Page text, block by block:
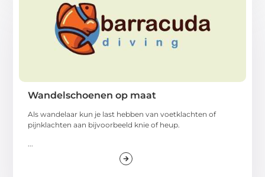
Wandelschoenen op maat
Als wandelaar kun je last hebben van voetklachten of
pijnklachten aan bijvoorbeeld knie of heup.